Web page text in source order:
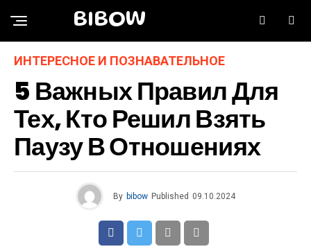
BIBOW
ИНТЕРЕСНОЕ И ПОЗНАВАТЕЛЬНОЕ
5 Важных Правил Для
Тех, Кто Решил Взять
Паузу В Отношениях
By bibow Published 09.10.2024